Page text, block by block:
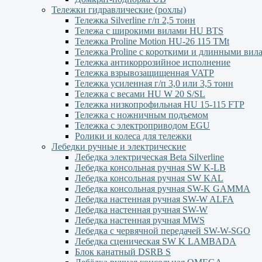
Тележки гидравлические (рохлы)
Тележка Silverline г/п 2,5 тонн
Тележа с широкими вилами HU BTS
Тележка Proline Motion HU-26 115 TMt
Тележка Proline с короткими и длинными
Тележка антикоррозийное исполнение
Тележка взрывозащищенная VATP
Тележка усиленная г/п 3,0 или 3,5 тонн
Тележка с весами HU W 20 S/SL
Тележка низкопрофильная HU 15-115 FTP
Тележка с ножничным подъемом
Тележка с электроприводом EGU
Ролики и колеса для тележки
Лебедки ручные и электрические
Лебедка электрическая Beta Silverline
Лебедка консольная ручная SW K-LB
Лебедка консольная ручная SW KAL
Лебедка консольная ручная SW-K GAMMA
Лебедка настенная ручная SW-W ALFA
Лебедка настенная ручная SW-W
Лебедка настенная ручная MWS
Лебедка с червячной передачей SW-W-SGO
Лебедка сценическая SW K LAMBADA
Блок канатный DSRB S